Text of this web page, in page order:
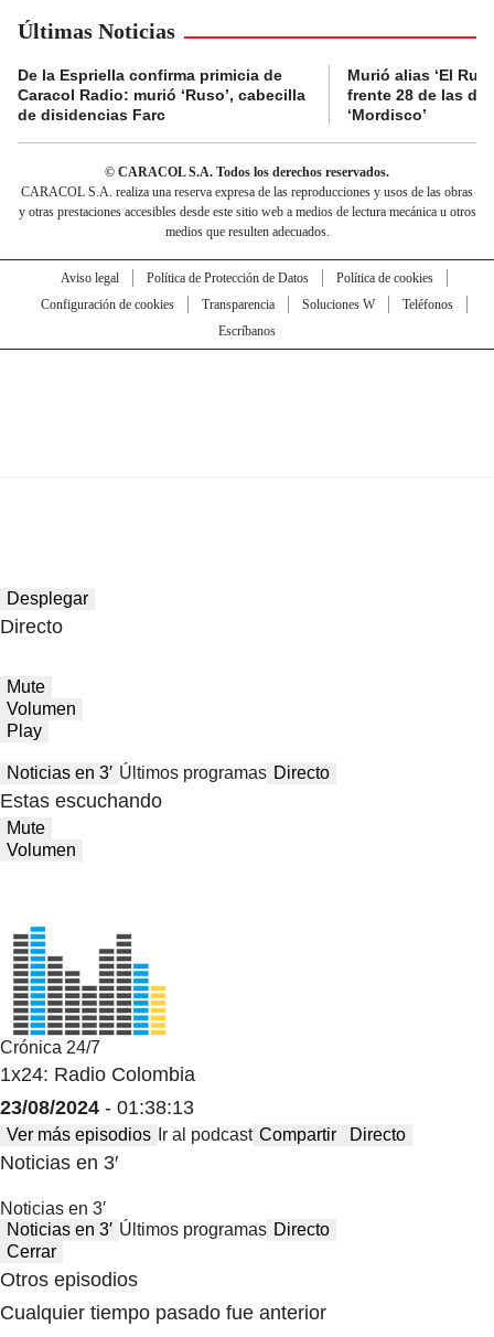
Últimas Noticias
De la Espriella confirma primicia de
Caracol Radio: murió ‘Ruso’, cabecilla
de disidencias Farc
Murió alias ‘El
frente 28 de las
‘Mordisco’
© CARACOL S.A. Todos los derechos reservados.
CARACOL S.A. realiza una reserva expresa de las reproducciones y usos de las obras
y otras prestaciones accesibles desde este sitio web a medios de lectura mecánica u otros
medios que resulten adecuados.
Aviso legal Política de Protección de Datos
Política de cookies
Configuración de cookies
Transparencia Soluciones W
Teléfonos
Escríbanos
Desplegar
Directo
Mute
Volumen
Play
Noticias en 3′ Últimos programas Directo
Estas escuchando
Mute
Volumen
Crónica 24/7
1x24: Radio Colombia
23/08/2024 - 01:38:13
Ver más episodios Ir al podcast Compartir Directo
Noticias en 3′
Noticias en 3′
Noticias en 3′ Últimos programas Directo
Cerrar
Otros episodios
Cualquier tiempo pasado fue anterior